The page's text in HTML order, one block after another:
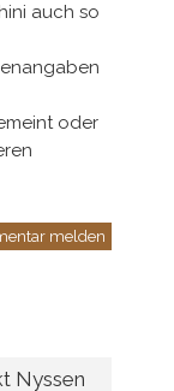
auch so
oder
melden
Nyssen